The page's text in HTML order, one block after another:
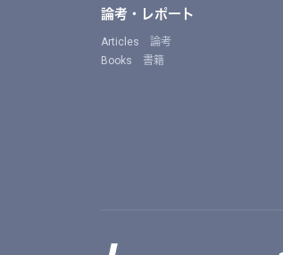
論考・レポート
Articles 論考
Books 書籍